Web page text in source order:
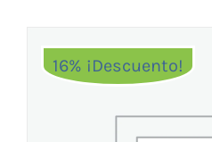
16% ¡Descuento!